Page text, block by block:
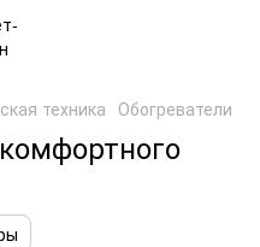
техника Обогреватели